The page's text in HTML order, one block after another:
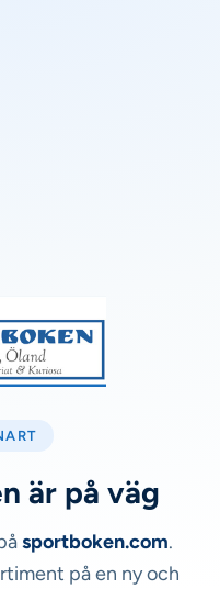
är på väg
sportboken.com.
på en ny och